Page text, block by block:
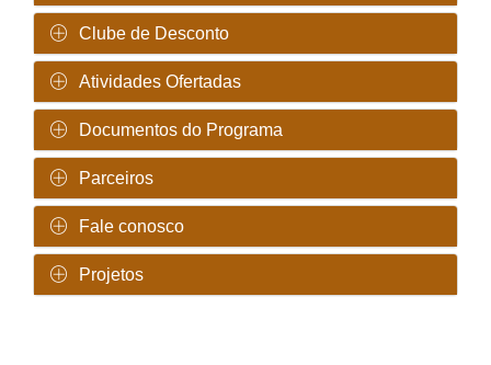
Clube de Desconto
Atividades Ofertadas
Documentos do Programa
Parceiros
Fale conosco
Projetos